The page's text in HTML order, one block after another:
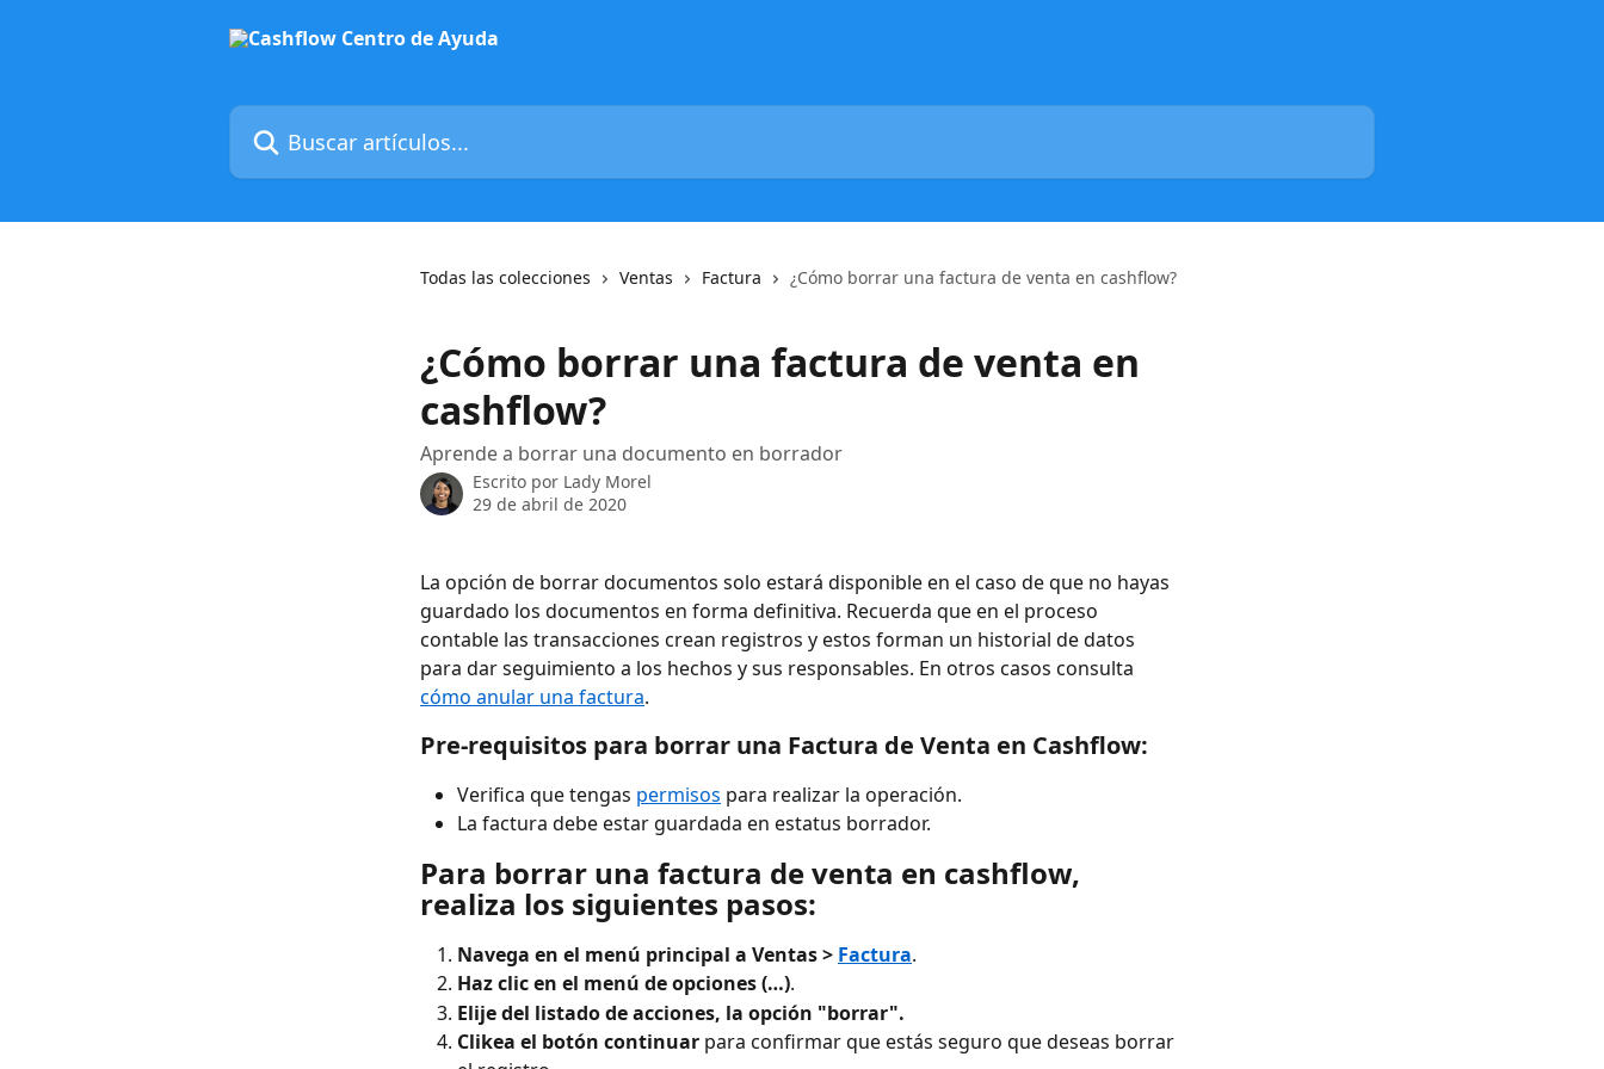
Buscar artículos...
Todas las colecciones Ventas Factura ¿Cómo borrar una factura de venta en cashflow?
¿Cómo borrar una factura de venta en
cashflow?
Aprende a borrar una documento en borrador
Escrito por Lady Morel
29 de abril de 2020
La opción de borrar documentos solo estará disponible en el caso de que no hayas
guardado los documentos en forma definitiva. Recuerda que en el proceso
contable las transacciones crean registros y estos forman un historial de datos
para dar seguimiento a los hechos y sus responsables. En otros casos consulta
cómo anular una factura.
Pre-requisitos para borrar una Factura de Venta en Cashflow:
Verifica que tengas permisos para realizar la operación.
La factura debe estar guardada en estatus borrador.
Para borrar una factura de venta en cashflow,
realiza los siguientes pasos:
Navega en el menú principal a Ventas > Factura.
Haz clic en el menú de opciones (…).
Elije del listado de acciones, la opción "borrar".
Clikea el botón continuar para confirmar que estás seguro que deseas borrar